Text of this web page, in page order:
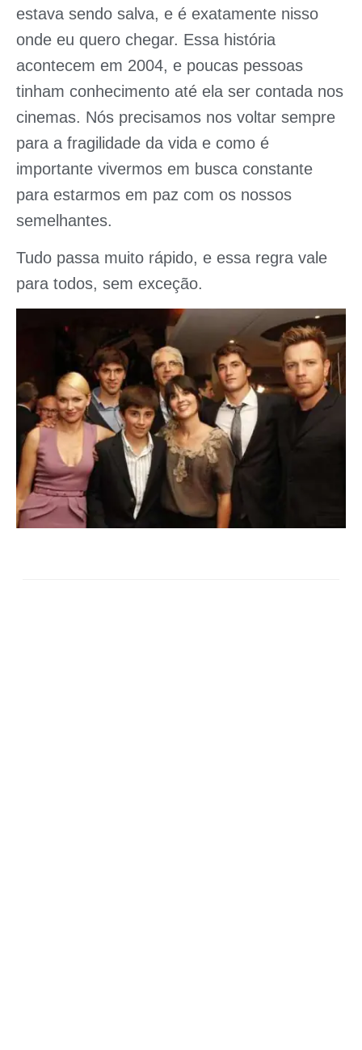
estava sendo salva, e é exatamente nisso
onde eu quero chegar. Essa história
acontecem em 2004, e poucas pessoas
tinham conhecimento até ela ser contada nos
cinemas. Nós precisamos nos voltar sempre
para a fragilidade da vida e como é
importante vivermos em busca constante
para estarmos em paz com os nossos
semelhantes.
Tudo passa muito rápido, e essa regra vale
para todos, sem exceção.